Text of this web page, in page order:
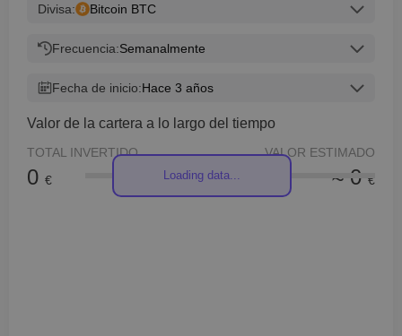
Divisa: Bitcoin BTC
Frecuencia:Semanalmente
Fecha de inicio:Hace 3 años
Valor de la cartera a lo largo del tiempo
TOTAL INVERTIDO
0 €
VALOR ESTIMADO
≈ 0 €
Loading data...